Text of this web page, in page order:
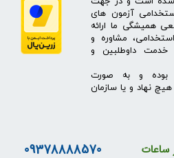
آزمون های
همیشگی ما ارائه
مشاوره و
خدمت داوطلبین و
بوده و به صورت
نهاد و یا سازمان
ساعات
09378888570